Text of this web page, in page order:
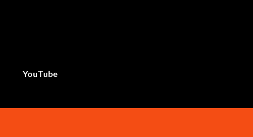
YouTube